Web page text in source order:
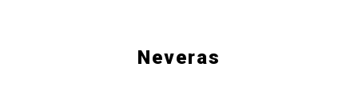
Neveras